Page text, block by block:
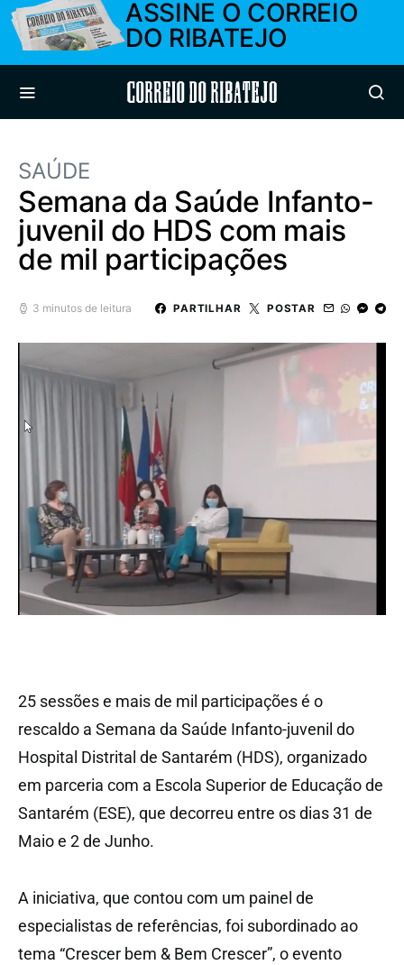
ASSINE O CORREIO
DO RIBATEJO
Correio do Ribatejo
SAÚDE
Semana da Saúde Infanto-
juvenil do HDS com mais
de mil participações
3 minutos de leitura PARTILHAR POSTAR
25 sessões e mais de mil participações é o
rescaldo a Semana da Saúde Infanto-juvenil do
Hospital Distrital de Santarém (HDS), organizado
em parceria com a Escola Superior de Educação de
Santarém (ESE), que decorreu entre os dias 31 de
Maio e 2 de Junho.
A iniciativa, que contou com um painel de
especialistas de referências, foi subordinado ao
tema “Crescer bem & Bem Crescer”, o evento